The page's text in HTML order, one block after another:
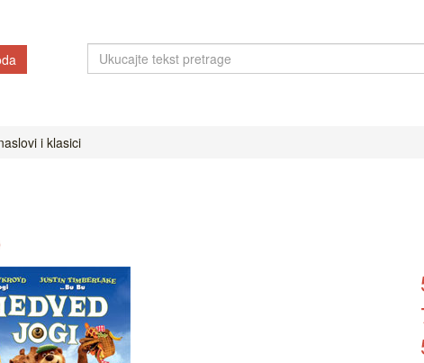
i klasici